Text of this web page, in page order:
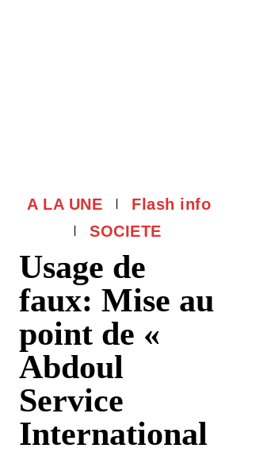
A LA UNE
Flash info
SOCIETE
Usage de
faux: Mise au
point de «
Abdoul
Service
International